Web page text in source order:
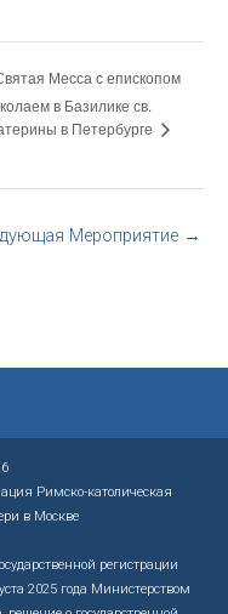
Месса с епископом
в Базилике св.
в Петербурге
Мероприятие →
Римско-католическая
в Москве
регистрации
2025 года Министерством